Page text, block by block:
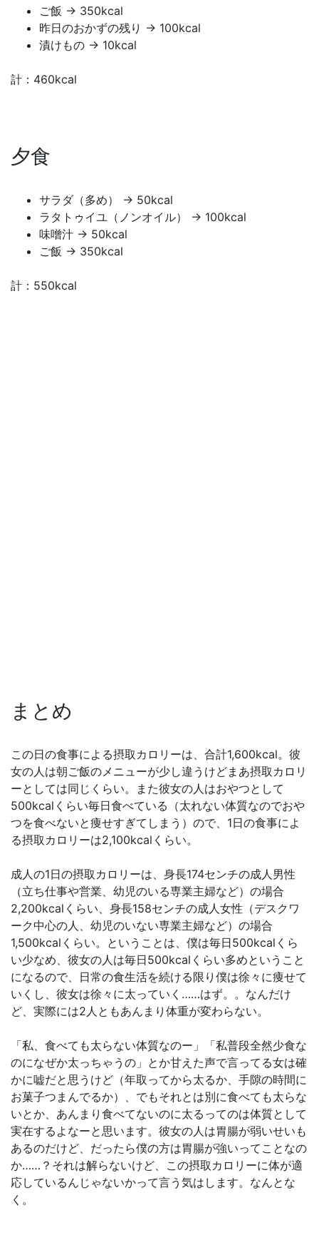
ご飯 → 350kcal
昨日のおかずの残り → 100kcal
漬けもの → 10kcal
計：460kcal
夕食
サラダ（多め） → 50kcal
ラタトゥイユ（ノンオイル） → 100kcal
味噌汁 → 50kcal
ご飯 → 350kcal
計：550kcal
まとめ
この日の食事による摂取カロリーは、合計1,600kcal。彼
女の人は朝ご飯のメニューが少し違うけどまあ摂取カロリ
ーとしては同じくらい。また彼女の人はおやつとして
500kcalくらい毎日食べている（太れない体質なのでおや
つを食べないと痩せすぎてしまう）ので、1日の食事によ
る摂取カロリーは2,100kcalくらい。
成人の1日の摂取カロリーは、身長174センチの成人男性
（立ち仕事や営業、幼児のいる専業主婦など）の場合
2,200kcalくらい、身長158センチの成人女性（デスクワ
ーク中心の人、幼児のいない専業主婦など）の場合
1,500kcalくらい。ということは、僕は毎日500kcalくら
い少なめ、彼女の人は毎日500kcalくらい多めということ
になるので、日常の食生活を続ける限り僕は徐々に痩せて
いくし、彼女は徐々に太っていく……はず。。なんだけ
ど、実際には2人ともあんまり体重が変わらない。
「私、食べても太らない体質なのー」「私普段全然少食な
のになぜか太っちゃうの」とか甘えた声で言ってる女は確
かに嘘だと思うけど（年取ってから太るか、手隙の時間に
お菓子つまんでるか）、でもそれとは別に食べても太らな
いとか、あんまり食べてないのに太るってのは体質として
実在するよなーと思います。彼女の人は胃腸が弱いせいも
あるのだけど、だったら僕の方は胃腸が強いってことなの
か……？それは解らないけど、この摂取カロリーに体が適
応しているんじゃないかって言う気はします。なんとな
く。